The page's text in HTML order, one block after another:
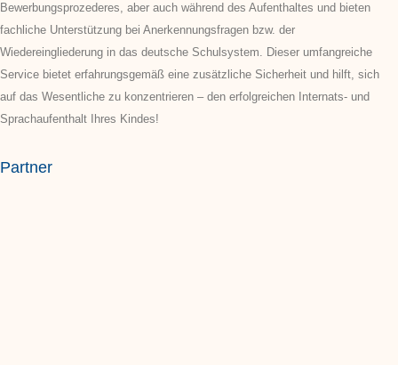
Bewerbungsprozederes, aber auch während des Aufenthaltes und bieten
fachliche Unterstützung bei Anerkennungsfragen bzw. der
Wiedereingliederung in das deutsche Schulsystem. Dieser umfangreiche
Service bietet erfahrungsgemäß eine zusätzliche Sicherheit und hilft, sich
auf das Wesentliche zu konzentrieren – den erfolgreichen Internats- und
Sprachaufenthalt Ihres Kindes!
Partner